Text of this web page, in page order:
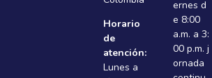
Horario
de
atención:
Lunes a
ernes d
e 8:00
a.m. a 3:
00 p.m. j
ornada